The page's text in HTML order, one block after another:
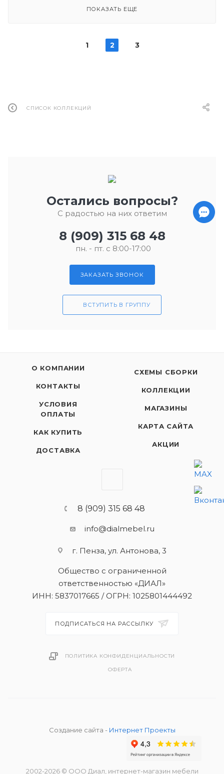
ПОКАЗАТЬ ЕЩЕ
1 2 3
СПИСОК КОЛЛЕКЦИЙ
Остались вопросы?
С радостью на них ответим
8 (909) 315 68 48
пн. - пт. с 8:00-17:00
ЗАКАЗАТЬ ЗВОНОК
ВСТУПИТЬ В ГРУППУ
О КОМПАНИИ
КОНТАКТЫ
УСЛОВИЯ
ОПЛАТЫ
КАК КУПИТЬ
ДОСТАВКА
СХЕМЫ СБОРКИ
КОЛЛЕКЦИИ
МАГАЗИНЫ
КАРТА САЙТА
АКЦИИ
8 (909) 315 68 48
info@dialmebel.ru
г. Пенза, ул. Антонова, 3
Общество с ограниченной
ответственностью «ДИАЛ»
ИНН: 5837017665 / ОГРН: 1025801444492
ПОДПИСАТЬСЯ НА РАССЫЛКУ
ПОЛИТИКА КОНФИДЕНЦИАЛЬНОСТИ
ОФЕРТА
Создание сайта - Интернет Проекты
2002-2026 © ООО Диал, интернет-магазин мебели